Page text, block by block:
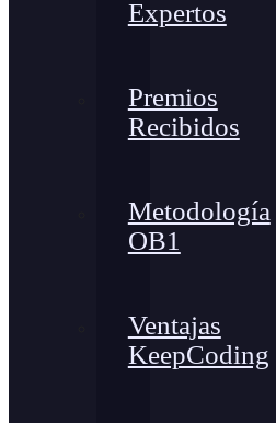
Expertos
Premios
Recibidos
Metodología
OB1
Ventajas
KeepCoding